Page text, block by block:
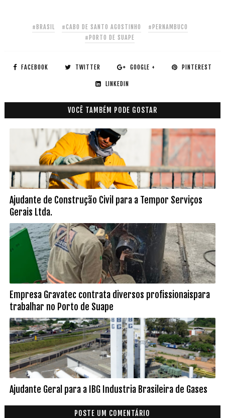
#BRASIL #CABO DE SANTO AGOSTINHO
#PERNAMBUCO
#PORTO DE SUAPE
FACEBOOK TWITTER GOOGLE + PINTEREST
LINKEDIN
VOCÊ TAMBÉM PODE GOSTAR
Ajudante de Construção Civil para a Tempor Serviços
Gerais Ltda.
Empresa Gravatec contrata diversos profissionaispara
trabalhar no Porto de Suape
Ajudante Geral para a IBG Industria Brasileira de Gases
POSTE UM COMENTÁRIO